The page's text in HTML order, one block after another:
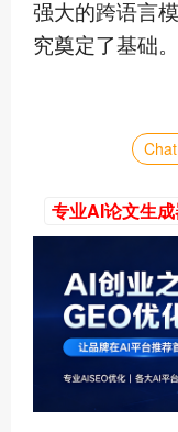
强大的跨语言
究奠定了基础。
专业AI论文生